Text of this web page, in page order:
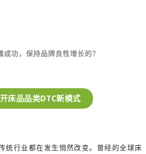
功，保持品牌良性增长的？
床品品类DTC新模式
统行业都在发生悄然改变。曾经的全球床